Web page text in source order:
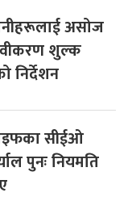
असोज
शुल्क
निर्देशन
सीईओ
पुनः नियमति